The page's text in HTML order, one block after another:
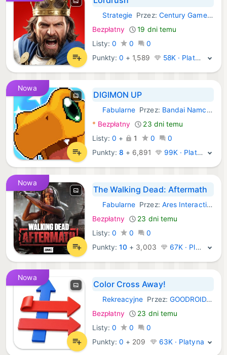
iOS Gry:
Strategie Przez: Century Games Innovation Pte. Ltd.
Bezpłatny
19 dni temu
Listy: 0 0
0
Punkty:0 + 1,589 58K · Platyna
Nowa
DIGIMON UP
iOS Gry:
Fabularne Przez: Bandai Namco Entertainment Inc.
* Bezpłatny
23 dni temu
Listy: 0 + 1 0
0
Punkty:8 + 6,891 99K · Platyna
Nowa
The Walking Dead: Aftermath
iOS Gry:
Fabularne Przez: Ares Interactive
Bezpłatny
23 dni temu
Listy: 0 0
0
Punkty:10 + 3,003 67K · Platyna
Nowa
Color Cross Away!
iOS Gry:
Rekreacyjne Przez: GOODROID,Inc.
Bezpłatny
23 dni temu
Listy: 0 0
0
Punkty:0 + 209 63K · Platyna